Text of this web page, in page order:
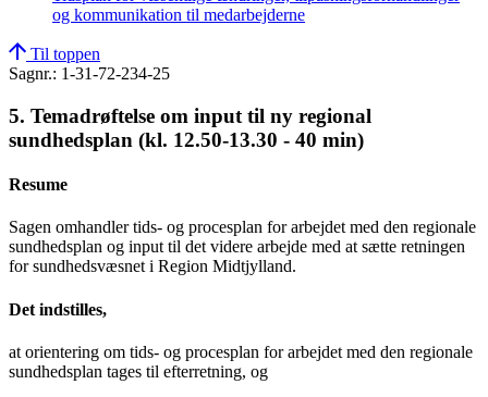
og kommunikation til medarbejderne
Til toppen
Sagnr.: 1-31-72-234-25
5. Temadrøftelse om input til ny regional
sundhedsplan (kl. 12.50-13.30 - 40 min)
Resume
Sagen omhandler tids- og procesplan for arbejdet med den regionale
sundhedsplan og input til det videre arbejde med at sætte retningen
for sundhedsvæsnet i Region Midtjylland.
Det indstilles,
at orientering om tids- og procesplan for arbejdet med den regionale
sundhedsplan tages til efterretning, og